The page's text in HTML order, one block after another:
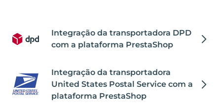
Integração da transportadora DPD
com a plataforma PrestaShop
Integração da transportadora
United States Postal Service com a
plataforma PrestaShop